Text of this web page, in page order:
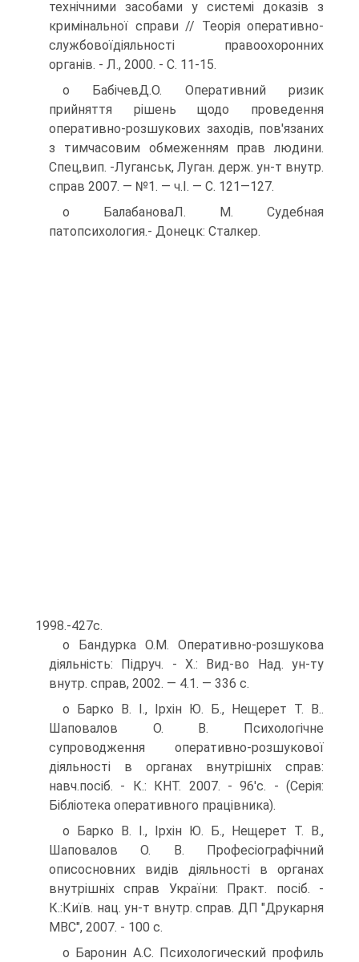
технічними засобами у системі доказів з
кримінальної справи // Теорія оперативно-
службовоїдіяльності правоохоронних
органів. - Л., 2000. - С. 11-15.
о БабічевД.О. Оперативний ризик
прийняття рішень щодо проведення
оперативно-розшукових заходів, пов'язаних
з тимчасовим обмеженням прав людини.
Спец,вип. -Луганськ, Луган. держ. ун-т внутр.
справ 2007. — №1. — ч.І. — С. 121—127.
о БалабановаЛ. М. Судебная
патопсихология.- Донецк: Сталкер.
1998.-427с.
о Бандурка О.М. Оперативно-розшукова
діяльність: Підруч. - X.: Вид-во Над. ун-ту
внутр. справ, 2002. — 4.1. — 336 с.
о Барко В. І., Ірхін Ю. Б., Нещерет Т. В..
Шаповалов О. В. Психологічне
супроводження оперативно-розшукової
діяльності в органах внутрішніх справ:
навч.посіб. - К.: КНТ. 2007. - 96'с. - (Серія:
Бібліотека оперативного працівника).
о Барко В. І., Ірхін Ю. Б., Нещерет Т. В.,
Шаповалов О. В. Професіографічний
описосновних видів діяльності в органах
внутрішніх справ України: Практ. посіб. -
К.:Київ. нац. ун-т внутр. справ. ДП "Друкарня
МВС", 2007. - 100 с.
о Баронин А.С. Психологический профиль